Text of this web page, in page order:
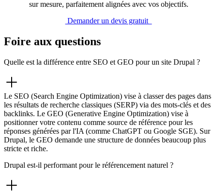
sur mesure, parfaitement alignées avec vos objectifs.
Demander un devis gratuit
Foire aux questions
Quelle est la différence entre SEO et GEO pour un site Drupal ?
Le SEO (Search Engine Optimization) vise à classer des pages dans
les résultats de recherche classiques (SERP) via des mots-clés et des
backlinks. Le GEO (Generative Engine Optimization) vise à
positionner votre contenu comme source de référence pour les
réponses générées par l'IA (comme ChatGPT ou Google SGE). Sur
Drupal, le GEO demande une structure de données beaucoup plus
stricte et riche.
Drupal est-il performant pour le référencement naturel ?